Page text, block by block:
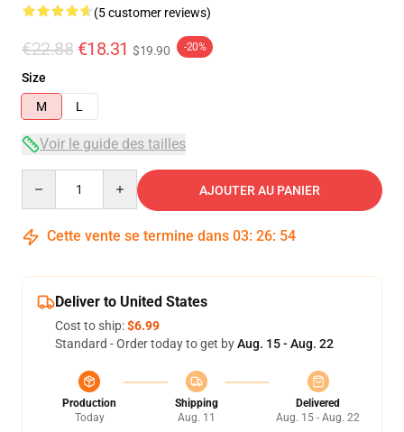
(5 customer reviews)
€22.88 €18.31 $19.90 -20%
Size
M
L
Voir le guide des tailles
AJOUTER AU PANIER
Cette vente se termine dans 03: 26: 54
Deliver to United States
Cost to ship:$6.99
Standard - Order today to get byAug. 15 - Aug. 22
Production
Today
Shipping
Aug. 11
Delivered
Aug. 15 - Aug. 22